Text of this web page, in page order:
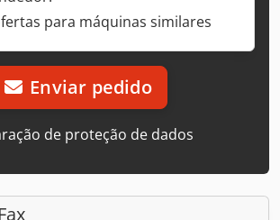
para máquinas similares
Enviar pedido
de proteção de dados